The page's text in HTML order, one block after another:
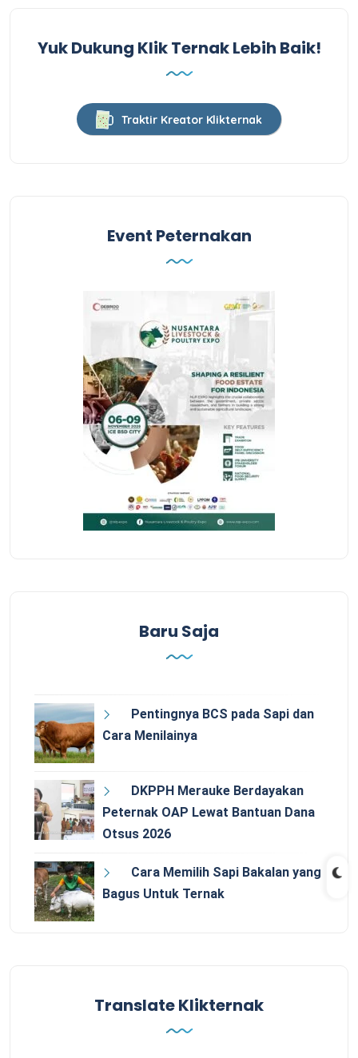
Yuk Dukung Klik Ternak Lebih Baik!
Traktir Kreator Klikternak
Event Peternakan
Baru Saja
Pentingnya BCS pada Sapi dan
Cara Menilainya
DKPPH Merauke Berdayakan
Peternak OAP Lewat Bantuan Dana
Otsus 2026
Cara Memilih Sapi Bakalan yang
Bagus Untuk Ternak
Translate Klikternak